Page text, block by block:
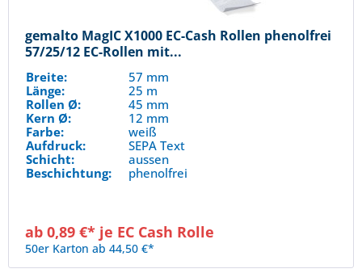
gemalto MagIC X1000 EC-Cash Rollen phenolfrei
57/25/12 EC-Rollen mit...
Breite:
57 mm
Länge:
25 m
Rollen Ø:
45 mm
Kern Ø:
12 mm
Farbe:
weiß
Aufdruck:
SEPA Text
Schicht:
aussen
Beschichtung:
phenolfrei
ab 0,89 €* je EC Cash Rolle
50er Karton ab 44,50 €*